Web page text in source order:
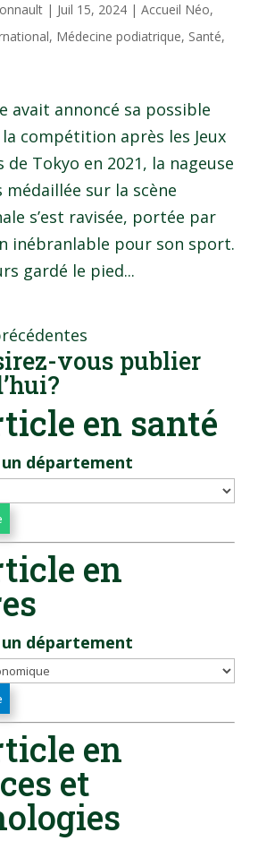
| Juil 15, 2024| Accueil Néo,
, Médecine podiatrique, Santé,
avait annoncé sa possible
compétition après les Jeux
de Tokyo en 2021, la nageuse
sur la scène
s’est ravisée, portée par
inébranlable pour son sport.
gardé le pied...
vous publier
en santé
un département
en
un département
en
et